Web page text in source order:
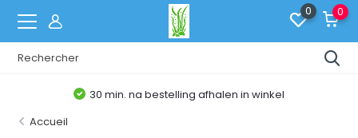
0 0
30 min. na bestelling afhalen in winkel
Accueil